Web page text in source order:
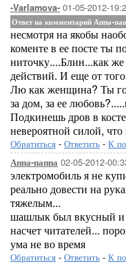
-Varlamova- 01-05-2012-
Ответ на комментарий Аппа-
несмотря на якобы
коменте в ее посте ты
ниточку....Блин...как же
действий. И еще от
Лю как женщина? Ты
за дом, за ее
Подкинешь дров в
невероятной силой,
Обратиться - Ответить - К
Аппа-паппа 02-05-2012-
электромобиль я не
реально довести на
тяжелым...
шашлык был вкусный и
насчет читателей...
ума не во время
Обратиться - Ответить - К